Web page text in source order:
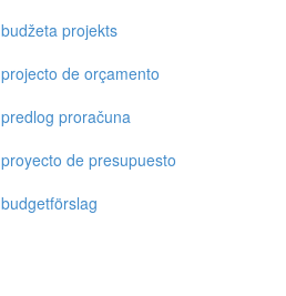
budžeta projekts
projecto de orçamento
predlog proračuna
proyecto de presupuesto
budgetförslag